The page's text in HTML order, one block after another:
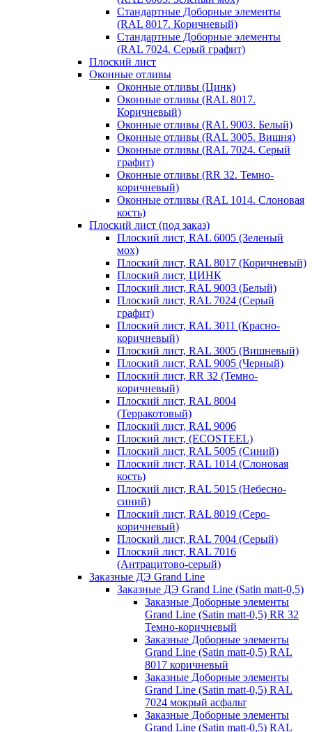
Стандартные Доборные элементы
(RAL 8017. Коричневый)
Стандартные Доборные элементы
(RAL 7024. Серый графит)
Плоский лист
Оконные отливы
Оконные отливы (Цинк)
Оконные отливы (RAL 8017.
Коричневый)
Оконные отливы (RAL 9003. Белый)
Оконные отливы (RAL 3005. Вишня)
Оконные отливы (RAL 7024. Серый
графит)
Оконные отливы (RR 32. Темно-
коричневый)
Оконные отливы (RAL 1014. Слоновая
кость)
Плоский лист (под заказ)
Плоский лист, RAL 6005 (Зеленый
мох)
Плоский лист, RAL 8017 (Коричневый)
Плоский лист, ЦИНК
Плоский лист, RAL 9003 (Белый)
Плоский лист, RAL 7024 (Серый
графит)
Плоский лист, RAL 3011 (Красно-
коричневый)
Плоский лист, RAL 3005 (Вишневый)
Плоский лист, RAL 9005 (Черный)
Плоский лист, RR 32 (Темно-
коричневый)
Плоский лист, RAL 8004
(Терракотовый)
Плоский лист, RAL 9006
Плоский лист, (ECOSTEEL)
Плоский лист, RAL 5005 (Синий)
Плоский лист, RAL 1014 (Слоновая
кость)
Плоский лист, RAL 5015 (Небесно-
синий)
Плоский лист, RAL 8019 (Серо-
коричневый)
Плоский лист, RAL 7004 (Серый)
Плоский лист, RAL 7016
(Антрацитово-серый)
Заказные ДЭ Grand Line
Заказные ДЭ Grand Line (Satin matt-0,5)
Заказные Доборные элементы
Grand Line (Satin matt-0,5) RR 32
Темно-коричневый
Заказные Доборные элементы
Grand Line (Satin matt-0,5) RAL
8017 коричневый
Заказные Доборные элементы
Grand Line (Satin matt-0,5) RAL
7024 мокрый асфальт
Заказные Доборные элементы
Grand Line (Satin matt-0,5) RAL